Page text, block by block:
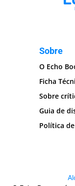
Sobre
O Echo
Ficha
Sobre
Guia de
Política